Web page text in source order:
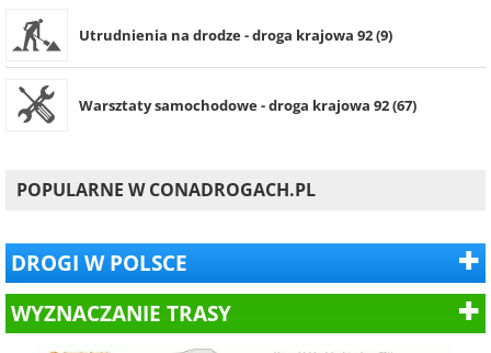
Utrudnienia na drodze - droga krajowa 92 (9)
Warsztaty samochodowe - droga krajowa 92 (67)
POPULARNE W CONADROGACH.PL
DROGI W POLSCE
WYZNACZANIE TRASY